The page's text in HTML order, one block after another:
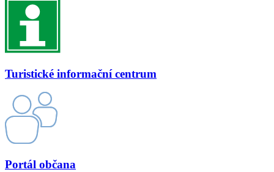
Turistické informační centrum
Portál občana